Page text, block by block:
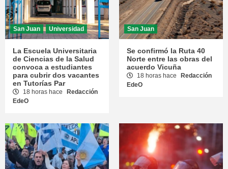
San Juan Universidad
La Escuela Universitaria
de Ciencias de la Salud
convoca a estudiantes
para cubrir dos vacantes
en Tutorías Par
18 horas hace
Redacción
EdeO
San Juan
Se confirmó la Ruta 40
Norte entre las obras del
acuerdo Vicuña
18 horas hace
Redacción
EdeO